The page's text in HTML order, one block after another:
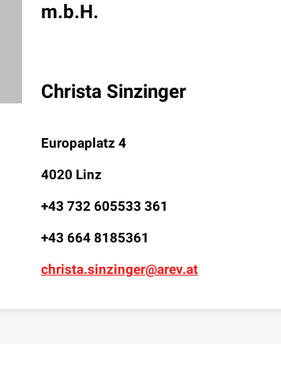
m.b.H.
Christa Sinzinger
Europaplatz 4
4020 Linz
+43 732 605533 361
+43 664 8185361
christa.sinzinger@arev.at